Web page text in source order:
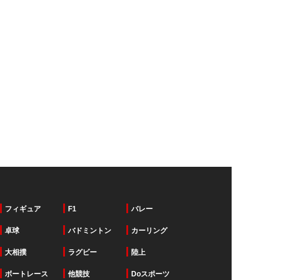
フィギュア F1 バレー
卓球 バドミントン カーリング
大相撲 ラグビー 陸上
ボートレース 他競技 Doスポーツ